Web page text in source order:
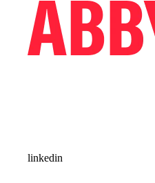
linkedin